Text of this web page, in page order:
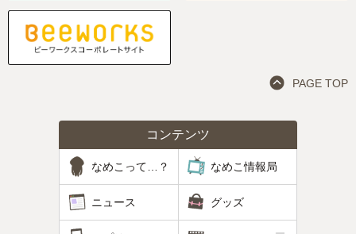
PAGE TOP
コンテンツ
なめこって…？ なめこ情報局
ニュース グッズ